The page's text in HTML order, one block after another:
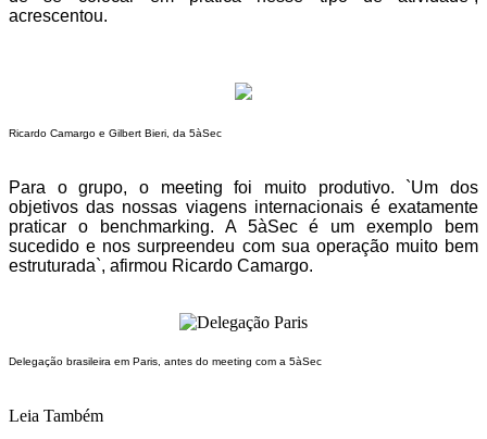
acrescentou.
Ricardo Camargo e Gilbert Bieri, da 5àSec
Para o grupo, o meeting foi muito produtivo. `Um dos
objetivos das nossas viagens internacionais é exatamente
praticar o benchmarking. A 5àSec é um exemplo bem
sucedido e nos surpreendeu com sua operação muito bem
estruturada`, afirmou Ricardo Camargo.
Delegação brasileira em Paris, antes do meeting com a 5àSec
Leia Também